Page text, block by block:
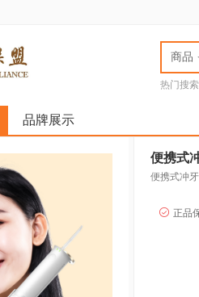
商品
热门搜
品牌展示
便携式冲
正品